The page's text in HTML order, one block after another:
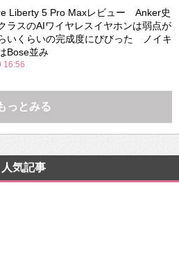
Liberty 5 Pro Maxレビュー Anker史
ラスのAIワイヤレスイヤホンは弱点が
いくらいの完成度にびびった ノイキ
Bose並み
16:56
っとみる
人気記事